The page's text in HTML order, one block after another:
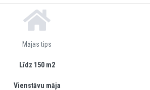
Mājas tips
Līdz 150 m2
Vienstāvu māja